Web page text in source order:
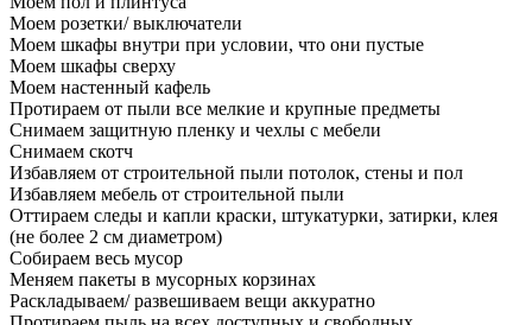
Моем розетки/ выключатели
Моем шкафы внутри при условии, что они пустые
Моем шкафы сверху
Моем настенный кафель
Протираем от пыли все мелкие и крупные предметы
Снимаем защитную пленку и чехлы с мебели
Снимаем скотч
Избавляем от строительной пыли потолок, стены и пол
Избавляем мебель от строительной пыли
Оттираем следы и капли краски, штукатурки, затирки, клея
(не более 2 см диаметром)
Собираем весь мусор
Меняем пакеты в мусорных корзинах
Раскладываем/ развешиваем вещи аккуратно